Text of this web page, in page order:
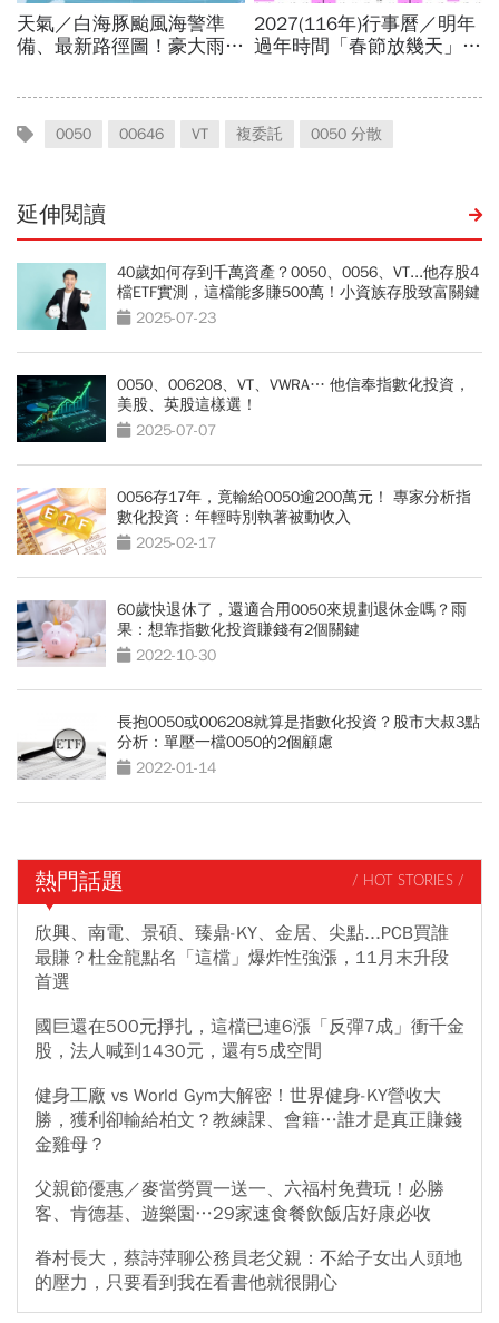
0050 00646 VT 複委託 0050 分散
延伸閱讀
40歲如何存到千萬資產？0050、0056、VT...他存股4
檔ETF實測，這檔能多賺500萬！小資族存股致富關鍵
2025-07-23
0050、006208、VT、VWRA… 他信奉指數化投資，
美股、英股這樣選！
2025-07-07
0056存17年，竟輸給0050逾200萬元！ 專家分析指
數化投資：年輕時別執著被動收入
2025-02-17
60歲快退休了，還適合用0050來規劃退休金嗎？雨
果：想靠指數化投資賺錢有2個關鍵
2022-10-30
長抱0050或006208就算是指數化投資？股市大叔3點
分析：單壓一檔0050的2個顧慮
2022-01-14
熱門話題 / HOT STORIES /
欣興、南電、景碩、臻鼎-KY、金居、尖點...PCB買誰
最賺？杜金龍點名「這檔」爆炸性強漲，11月末升段
首選
國巨還在500元掙扎，這檔已連6漲「反彈7成」衝千金
股，法人喊到1430元，還有5成空間
健身工廠 vs World Gym大解密！世界健身-KY營收大
勝，獲利卻輸給柏文？教練課、會籍…誰才是真正賺錢
金雞母？
父親節優惠／麥當勞買一送一、六福村免費玩！必勝
客、肯德基、遊樂園…29家速食餐飲飯店好康必收
眷村長大，蔡詩萍聊公務員老父親：不給子女出人頭地
的壓力，只要看到我在看書他就很開心